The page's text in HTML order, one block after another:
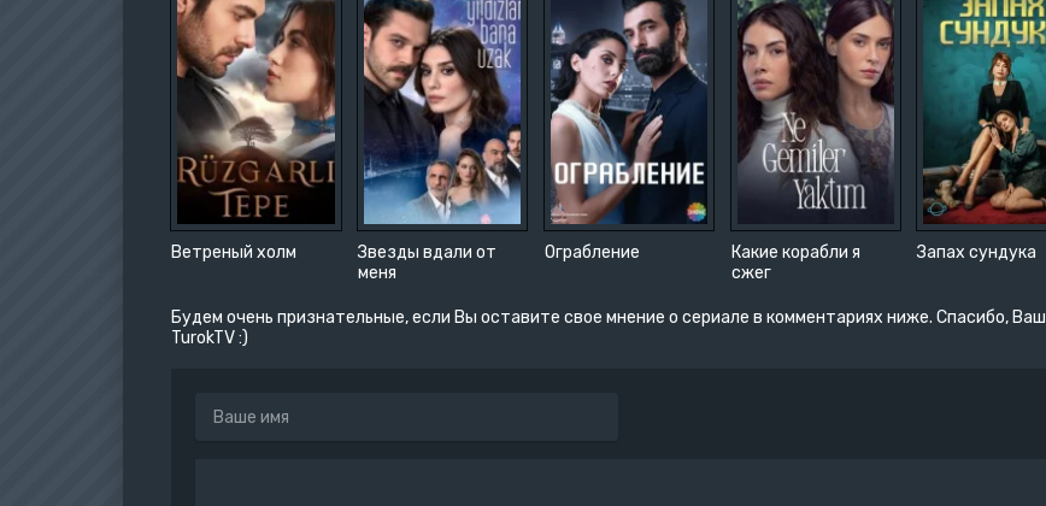
Ветреный холм
Звезды вдали от
меня
Ограбление
Какие корабли я
сжег
Зaпax cундукa
Будем очень признательные, если Вы оставите свое мнение о сериале в комментариях ниже. Спасибо, Ваш
TurokTV :)